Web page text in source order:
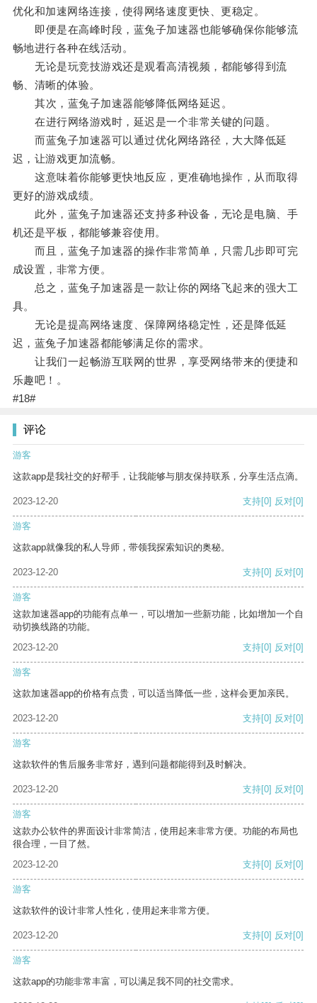
优化和加速网络连接，使得网络速度更快、更稳定。
即便是在高峰时段，蓝兔子加速器也能够确保你能够流
畅地进行各种在线活动。
无论是玩竞技游戏还是观看高清视频，都能够得到流
畅、清晰的体验。
其次，蓝兔子加速器能够降低网络延迟。
在进行网络游戏时，延迟是一个非常关键的问题。
而蓝兔子加速器可以通过优化网络路径，大大降低延
迟，让游戏更加流畅。
这意味着你能够更快地反应，更准确地操作，从而取得
更好的游戏成绩。
此外，蓝兔子加速器还支持多种设备，无论是电脑、手
机还是平板，都能够兼容使用。
而且，蓝兔子加速器的操作非常简单，只需几步即可完
成设置，非常方便。
总之，蓝兔子加速器是一款让你的网络飞起来的强大工
具。
无论是提高网络速度、保障网络稳定性，还是降低延
迟，蓝兔子加速器都能够满足你的需求。
让我们一起畅游互联网的世界，享受网络带来的便捷和
乐趣吧！。
#18#
评论
游客
这款app是我社交的好帮手，让我能够与朋友保持联系，分享生活点滴。
2023-12-20 支持[0] 反对[0]
游客
这款app就像我的私人导师，带领我探索知识的奥秘。
2023-12-20 支持[0] 反对[0]
游客
这款加速器app的功能有点单一，可以增加一些新功能，比如增加一个自
动切换线路的功能。
2023-12-20
支持[0] 反对[0]
游客
这款加速器app的价格有点贵，可以适当降低一些，这样会更加亲民。
2023-12-20 支持[0] 反对[0]
游客
这款软件的售后服务非常好，遇到问题都能得到及时解决。
2023-12-20 支持[0] 反对[0]
游客
这款办公软件的界面设计非常简洁，使用起来非常方便。功能的布局也
很合理，一目了然。
2023-12-20
支持[0] 反对[0]
游客
这款软件的设计非常人性化，使用起来非常方便。
2023-12-20 支持[0] 反对[0]
游客
这款app的功能非常丰富，可以满足我不同的社交需求。